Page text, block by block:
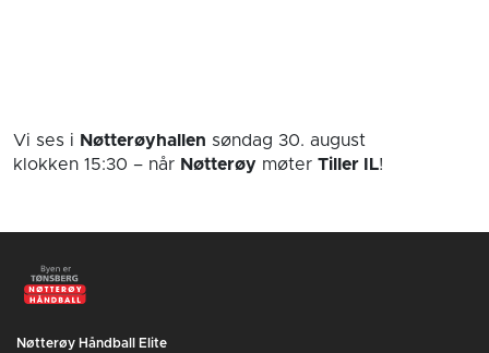
Vi ses i Nøtterøyhallen søndag 30. august
klokken 15:30 – når Nøtterøy møter Tiller IL!
Nøtterøy Håndball Elite